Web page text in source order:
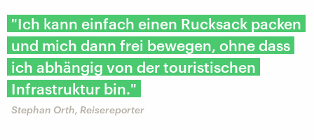
"Ich kann einfach einen Rucksack packen
und mich dann frei bewegen, ohne dass
ich abhängig von der touristischen
Infrastruktur bin."
Stephan Orth, Reisereporter